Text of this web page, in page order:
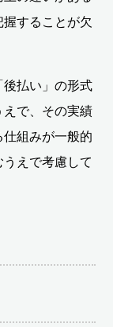
することが欠
後払い」の形式
えで、その実績
組みが一般的
えで考慮して